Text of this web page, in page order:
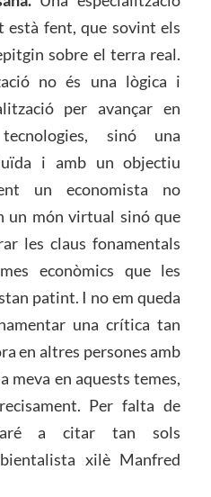
està fent, que sovint els
sobre el terra real.
no és una lògica i
per avançar en
sinó una
i amb un objectiu
un economista no
un món virtual sinó que
les claus fonamentals
econòmics que les
patint. I no em queda
una crítica tan
en altres persones amb
meva en aquests temes,
Per falta de
a citar tan sols
xilè Manfred